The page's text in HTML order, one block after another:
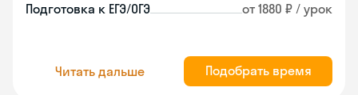
Подготовка к ЕГЭ/ОГЭ от 1880 ₽ / урок
Читать дальше Подобрать время